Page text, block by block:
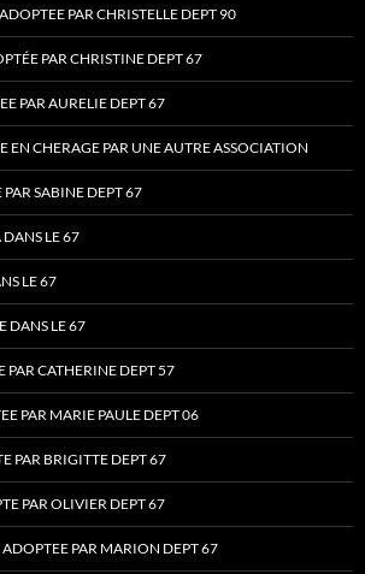
PAR CHRISTELLE DEPT 90
PAR CHRISTINE DEPT 67
PAR AURELIE DEPT 67
EN CHERAGE PAR UNE AUTRE ASSOCIATION
SABINE DEPT 67
DANS LE 67
LE 67
DANS LE 67
PAR CATHERINE DEPT 57
PAR MARIE PAULE DEPT 06
PAR BRIGITTE DEPT 67
PAR OLIVIER DEPT 67
PAR MARION DEPT 67